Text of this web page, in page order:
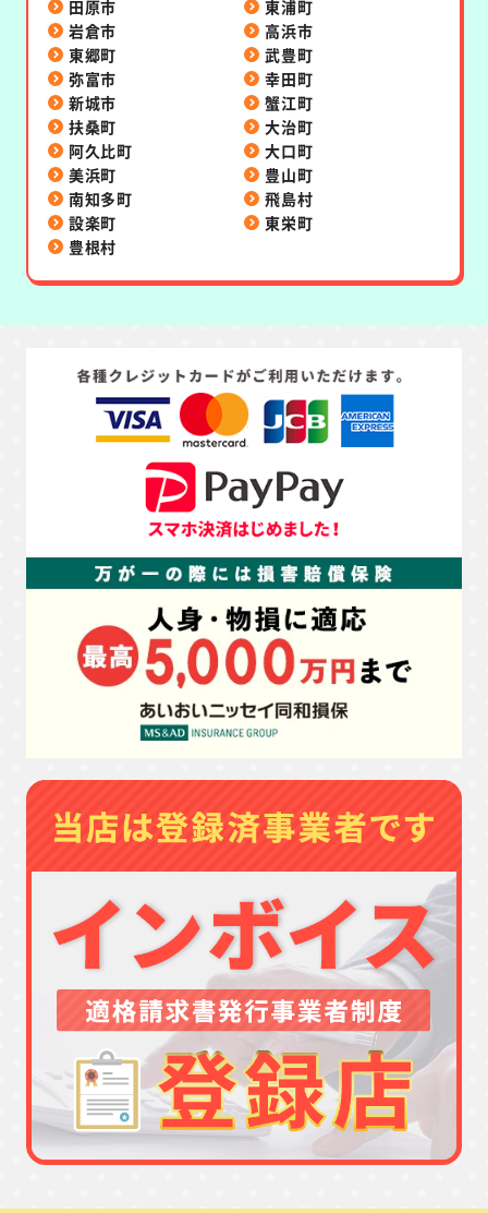
田原市
東浦町
岩倉市
高浜市
東郷町
武豊町
弥富市
幸田町
新城市
蟹江町
扶桑町
大治町
阿久比町
大口町
美浜町
豊山町
南知多町
飛島村
設楽町
東栄町
豊根村